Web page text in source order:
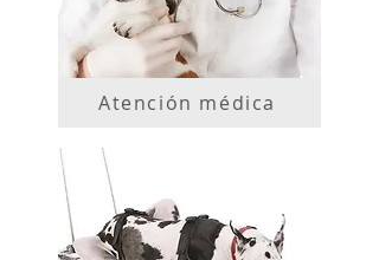
Atención médica